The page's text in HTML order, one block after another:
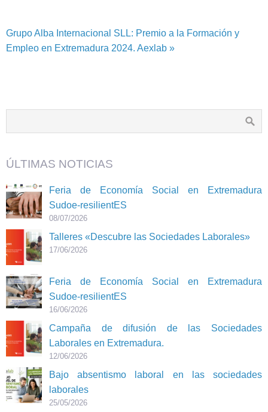
Grupo Alba Internacional SLL: Premio a la Formación y
Empleo en Extremadura 2024. Aexlab »
ÚLTIMAS NOTICIAS
Feria de Economía Social en Extremadura
Sudoe-resilientES
08/07/2026
Talleres «Descubre las Sociedades Laborales»
17/06/2026
Feria de Economía Social en Extremadura
Sudoe-resilientES
16/06/2026
Campaña de difusión de las Sociedades
Laborales en Extremadura.
12/06/2026
Bajo absentismo laboral en las sociedades
laborales
25/05/2026